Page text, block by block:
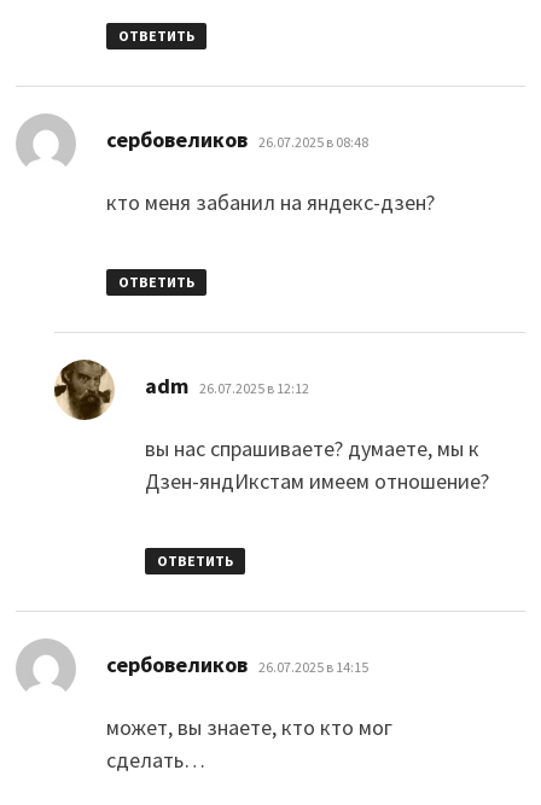
ОТВЕТИТЬ
сербовеликов: 26.07.2025 в 08:48
кто меня забанил на яндекс-дзен?
ОТВЕТИТЬ
adm: 26.07.2025 в 12:12
вы нас спрашиваете? думаете, мы к
Дзен-яндИкстам имеем отношение?
ОТВЕТИТЬ
сербовеликов: 26.07.2025 в 14:15
может, вы знаете, кто кто мог
сделать…